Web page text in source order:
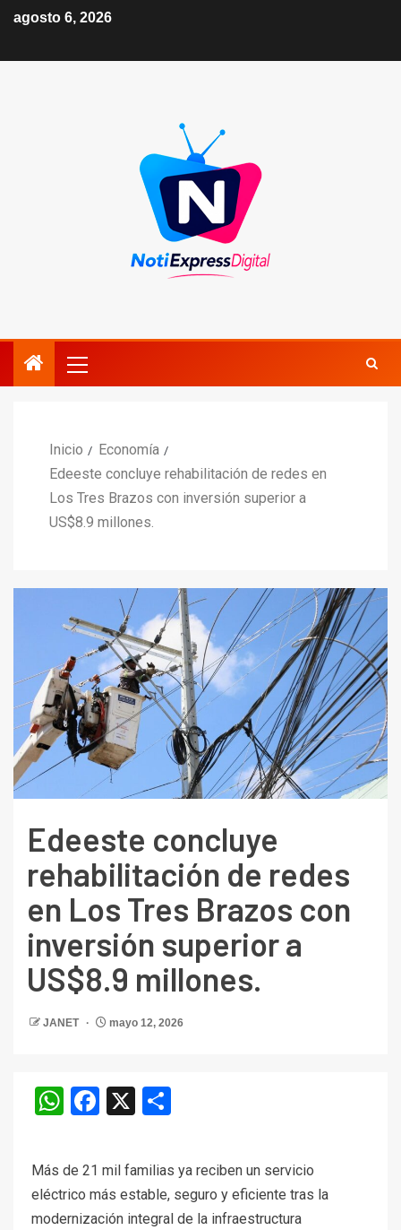
agosto 6, 2026
Inicio
Economía
Edeeste concluye rehabilitación de redes en
Los Tres Brazos con inversión superior a
US$8.9 millones.
Edeeste concluye
rehabilitación de redes
en Los Tres Brazos con
inversión superior a
US$8.9 millones.
JANET mayo 12, 2026
WhatsApp
Facebook
X
Más de 21 mil familias ya reciben un servicio
eléctrico más estable, seguro y eficiente tras la
modernización integral de la infraestructura